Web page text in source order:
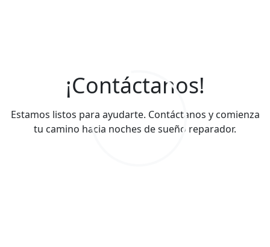
¡Contáctanos!
Estamos listos para ayudarte. Contáctanos y comienza
tu camino hacia noches de sueño reparador.